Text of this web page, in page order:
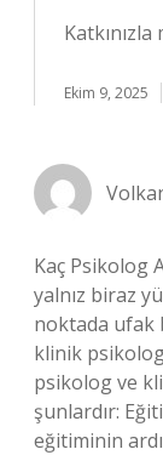
Katkınızla
Ekim 9, 2025
Kaç Psikolog
yalnız biraz
noktada ufak
klinik
psikolog ve
şunlardır:
eğitiminin